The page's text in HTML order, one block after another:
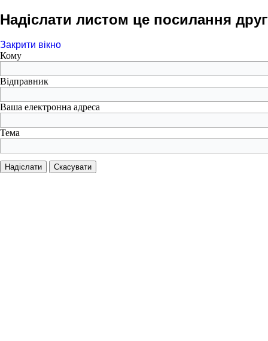
Надіслати листом це посилання
Закрити вікно
Кому
Відправник
Ваша електронна адреса
Тема
Надіслати Скасувати